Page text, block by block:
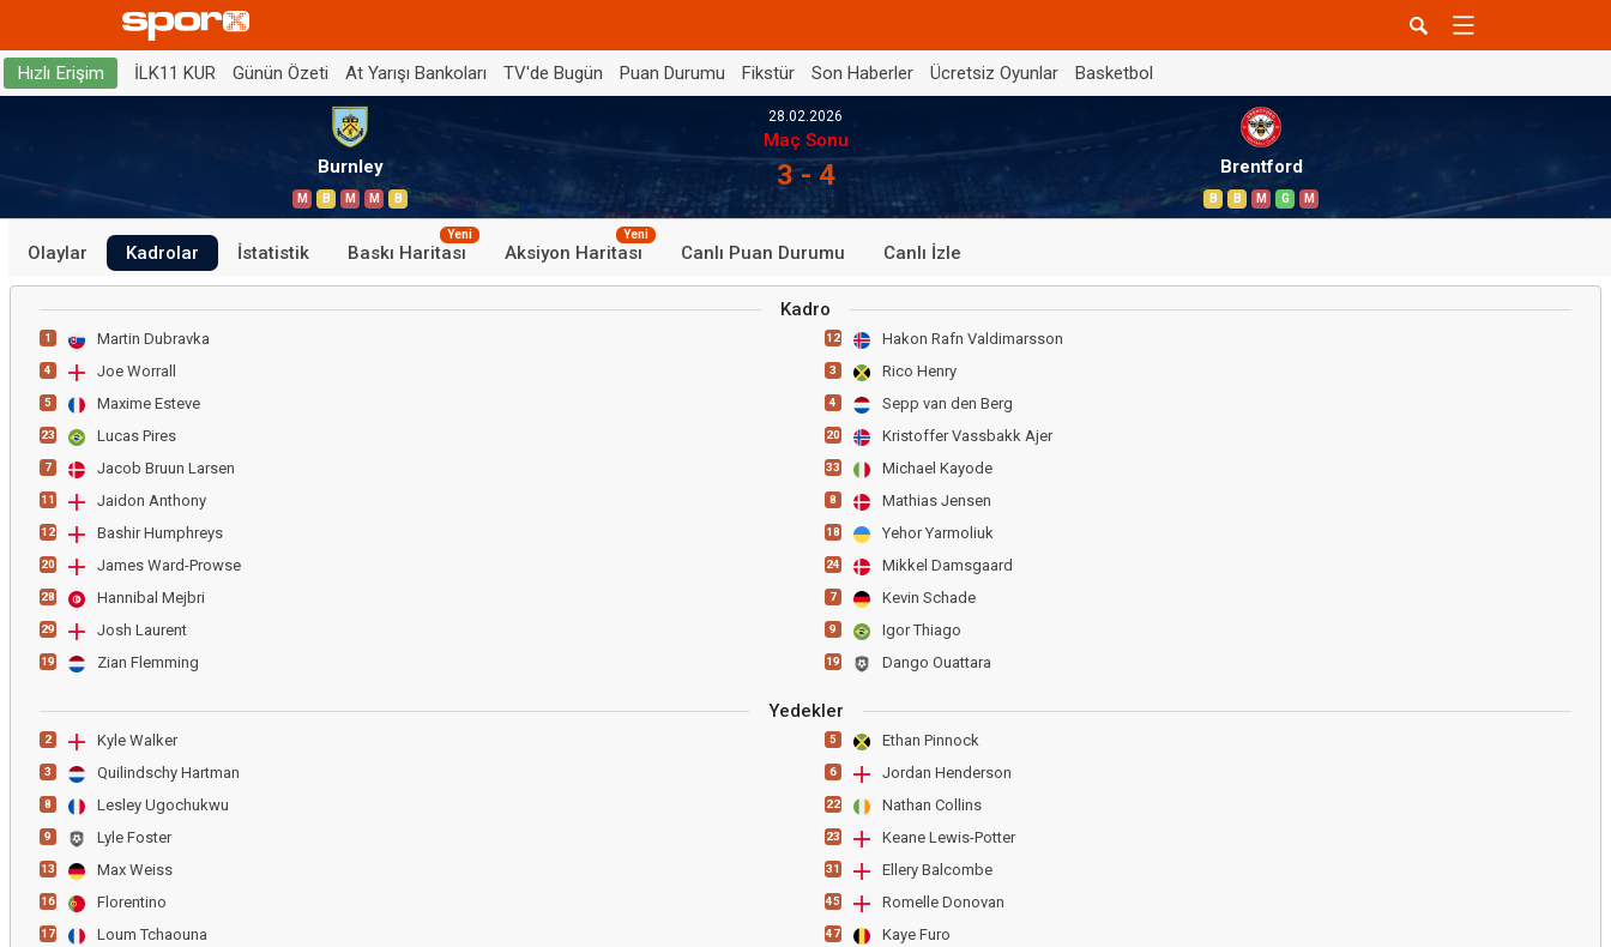
Hızlı Erişim İLK11 KUR Günün Özeti At Yarışı Bankoları TV'de Bugün Puan Durumu Fikstür Son Haberler Ücretsiz Oyunlar Basketbol
Burnley
M B M M B
28.02.2026
Maç Sonu
3 - 4 Brentford
B B M G M
Olaylar Kadrolar İstatistik Baskı Haritası
Yeni
Aksiyon Haritası
Yeni
Canlı Puan Durumu Canlı İzle
Kadro
1 Martin Dubravka
4 Joe Worrall
5 Maxime Esteve
23 Lucas Pires
7 Jacob Bruun Larsen
11 Jaidon Anthony
12 Bashir Humphreys
20 James Ward-Prowse
28 Hannibal Mejbri
29 Josh Laurent
19 Zian Flemming
12 Hakon Rafn Valdimarsson
3 Rico Henry
4 Sepp van den Berg
20 Kristoffer Vassbakk Ajer
33 Michael Kayode
8 Mathias Jensen
18 Yehor Yarmoliuk
24 Mikkel Damsgaard
7 Kevin Schade
9 Igor Thiago
19 Dango Ouattara
Yedekler
2 Kyle Walker
3 Quilindschy Hartman
8 Lesley Ugochukwu
9 Lyle Foster
13 Max Weiss
16 Florentino
17 Loum Tchaouna
5 Ethan Pinnock
6 Jordan Henderson
22 Nathan Collins
23 Keane Lewis-Potter
31 Ellery Balcombe
45 Romelle Donovan
47 Kaye Furo